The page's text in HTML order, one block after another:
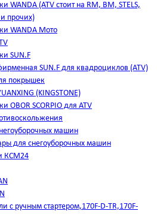
WANDA (АТV стоит на RM, BM, STELS,
и прочих)
WANDA Мото
SUN.F
SUN.F для квадроциклов (АТV)
покрышек
(KINGSTONE)
OBOR SCORPIO для ATV
машин
для снегоуборочных машин
КСМ24
с ручным стартером,170F-D-TR,170F-